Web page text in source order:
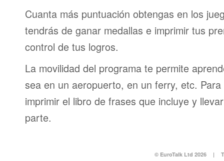
Cuanta más puntuación obtengas en los
tendrás de ganar medallas e imprimir tus
control de tus logros.
La movilidad del programa te permite
sea en un aeropuerto, en un ferry, etc.
imprimir el libro de frases que incluye y
parte.
© EuroTalk Ltd 2026 |